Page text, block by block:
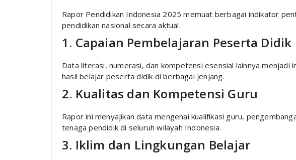
Rapor Pendidikan Indonesia 2025 memuat berbagai indikator
pendidikan nasional secara aktual.
1. Capaian Pembelajaran Peserta Didik
Data literasi, numerasi, dan kompetensi esensial lainnya menjadi
hasil belajar peserta didik di berbagai jenjang.
2. Kualitas dan Kompetensi Guru
Rapor ini menyajikan data mengenai kualifikasi guru,
tenaga pendidik di seluruh wilayah Indonesia.
3. Iklim dan Lingkungan Belajar